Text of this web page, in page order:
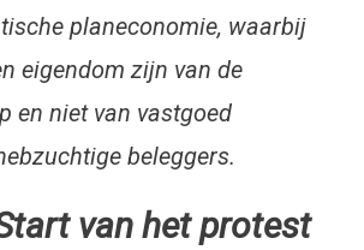
planeconomie, waarbij
eigendom zijn van de
en niet van vastgoed
beleggers.
van het protest